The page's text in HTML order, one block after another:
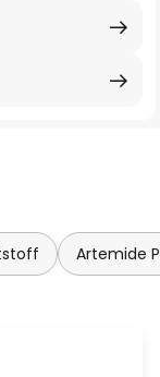
Artemide